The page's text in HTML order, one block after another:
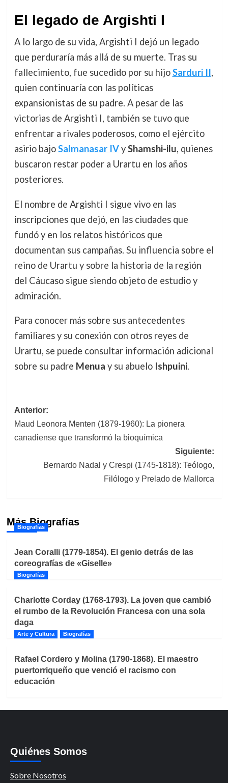
El legado de Argishti I
A lo largo de su vida, Argishti I dejó un legado
que perduraría más allá de su muerte. Tras su
fallecimiento, fue sucedido por su hijoSarduri II,
quien continuaría con las políticas
expansionistas de su padre. A pesar de las
victorias de Argishti I, también se tuvo que
enfrentar a rivales poderosos, como el ejército
asirio bajoSalmanasar IVyShamshi-ilu, quienes
buscaron restar poder a Urartu en los años
posteriores.
El nombre de Argishti I sigue vivo en las
inscripciones que dejó, en las ciudades que
fundó y en los relatos históricos que
documentan sus campañas. Su influencia sobre el
reino de Urartu y sobre la historia de la región
del Cáucaso sigue siendo objeto de estudio y
admiración.
Para conocer más sobre sus antecedentes
familiares y su conexión con otros reyes de
Urartu, se puede consultar información adicional
sobre su padre Menua y su abuelo Ishpuini.
Navegación
de
entradas
Anterior:
Maud Leonora Menten (1879-1960): La pionera
canadiense que transformó la bioquímica
Siguiente:
Bernardo Nadal y Crespi (1745-1818): Teólogo,
Filólogo y Prelado de Mallorca
Más Biografías
Biografías
Jean Coralli (1779-1854). El genio detrás de las
coreografías de «Giselle»
Biografías
Charlotte Corday (1768-1793). La joven que cambió
el rumbo de la Revolución Francesa con una sola
daga
Arte y Cultura Biografías
Rafael Cordero y Molina (1790-1868). El maestro
puertorriqueño que venció el racismo con
educación
Quiénes Somos
Sobre Nosotros